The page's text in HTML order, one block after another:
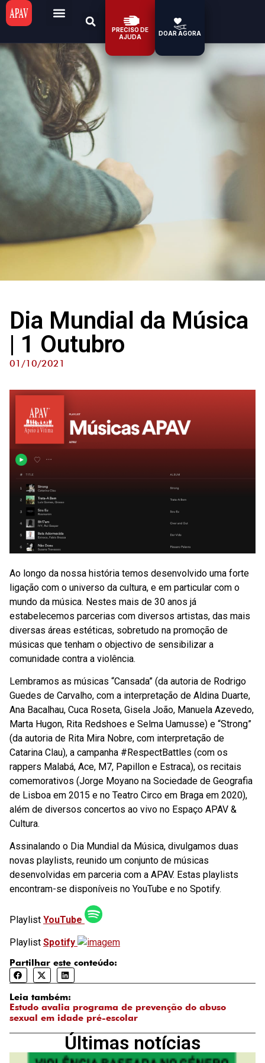
PRECISO DE
AJUDA
DOAR AGORA
Dia Mundial da Música
| 1 Outubro
01/10/2021
Ao longo da nossa história temos desenvolvido uma forte
ligação com o universo da cultura, e em particular com o
mundo da música. Nestes mais de 30 anos já
estabelecemos parcerias com diversos artistas, das mais
diversas áreas estéticas, sobretudo na promoção de
músicas que tenham o objectivo de sensibilizar a
comunidade contra a violência.
Lembramos as músicas “Cansada” (da autoria de Rodrigo
Guedes de Carvalho, com a interpretação de Aldina Duarte,
Ana Bacalhau, Cuca Roseta, Gisela João, Manuela Azevedo,
Marta Hugon, Rita Redshoes e Selma Uamusse) e “Strong”
(da autoria de Rita Mira Nobre, com interpretação de
Catarina Clau), a campanha #RespectBattles (com os
rappers Malabá, Ace, M7, Papillon e Estraca), os recitais
comemorativos (Jorge Moyano na Sociedade de Geografia
de Lisboa em 2015 e no Teatro Circo em Braga em 2020),
além de diversos concertos ao vivo no Espaço APAV &
Cultura.
Assinalando o Dia Mundial da Música, divulgamos duas
novas playlists, reunido um conjunto de músicas
desenvolvidas em parceria com a APAV. Estas playlists
encontram-se disponíveis no YouTube e no Spotify.
Playlist YouTube
Playlist Spotify
Partilhar este conteúdo:
Leia também:
Estudo avalia programa de prevenção do abuso
sexual em idade pré-escolar
Últimas notícias